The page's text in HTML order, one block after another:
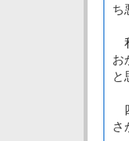
ち
お
と
さ